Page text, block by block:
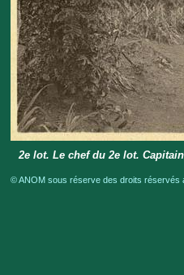
2e lot. Le chef du 2e lot.
© ANOM sous réserve des droits réservés